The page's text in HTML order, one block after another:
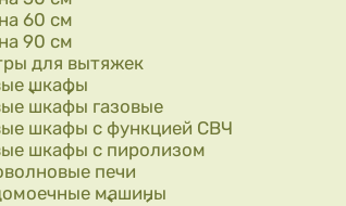
60 см
90 см
для вытяжек
шкафы
шкафы газовые
шкафы с функцией СВЧ
шкафы с пиролизом
печи
машины